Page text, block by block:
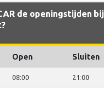
de openingstijden bij
Open Sluiten
08:00 21:00